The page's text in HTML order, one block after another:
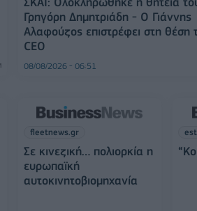
Γρηγόρη Δημητριάδη - Ο Γιάννης
Αλαφούζος επιστρέφει στη θέση
CEO
08/08/2026 - 06:51
fleetnews.gr
Σε κινεζική… πολιορκία η
ευρωπαϊκή
αυτοκινητοβιομηχανία